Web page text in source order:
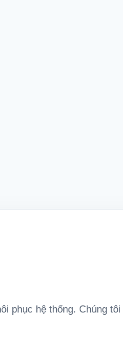
phục hệ thống. Chúng